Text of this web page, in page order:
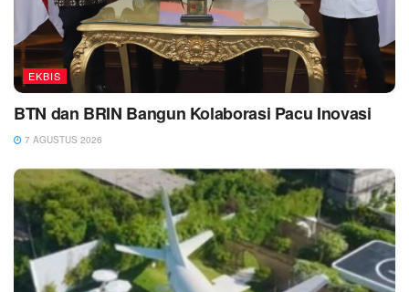
EKBIS
BTN dan BRIN Bangun Kolaborasi Pacu Inovasi
7 AGUSTUS 2026